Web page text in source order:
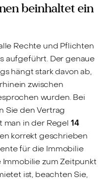
beinhaltet ein
Rechte und Pflichten
aufgeführt. Der genaue
hängt stark davon ab,
zwischen
wurden. Bei
Sie den Vertrag
in der Regel 14
korrekt geschrieben
für die Immobilie
Immobilie zum Zeitpunkt
ist, beachten Sie,